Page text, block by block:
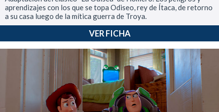
aprendizajes con los que se topa Odiseo, rey de Ítaca, de retorno
a su casa luego de la mítica guerra de Troya.
VER FICHA